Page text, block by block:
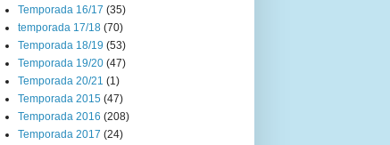
Temporada 16/17 (35)
temporada 17/18 (70)
Temporada 18/19 (53)
Temporada 19/20 (47)
Temporada 20/21 (1)
Temporada 2015 (47)
Temporada 2016 (208)
Temporada 2017 (24)